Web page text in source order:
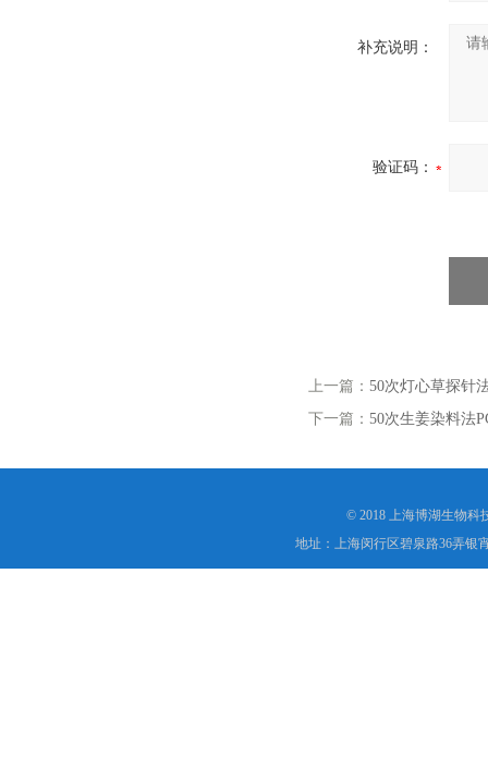
补充说明：
验证码：
上一篇： 50次灯心草探针
下一篇： 50次生姜染料法
© 2018 上海博湖生物科
地址：上海闵行区碧泉路36弄银